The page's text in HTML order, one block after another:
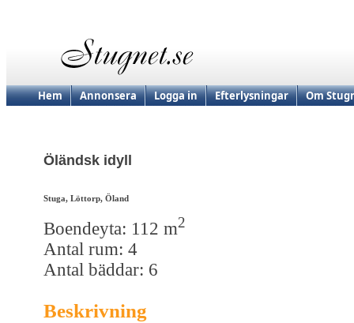
Hem Annonsera Logga in Efterlysningar Om
Öländsk idyll
Stuga, Löttorp, Öland
Boendeyta: 112 m2
Antal rum: 4
Antal bäddar: 6
Beskrivning